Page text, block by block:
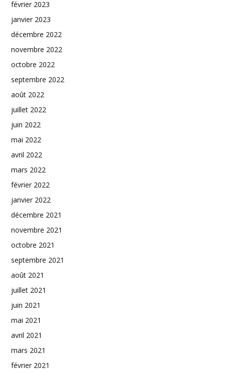
février 2023
janvier 2023
décembre 2022
novembre 2022
octobre 2022
septembre 2022
août 2022
juillet 2022
juin 2022
mai 2022
avril 2022
mars 2022
février 2022
janvier 2022
décembre 2021
novembre 2021
octobre 2021
septembre 2021
août 2021
juillet 2021
juin 2021
mai 2021
avril 2021
mars 2021
février 2021